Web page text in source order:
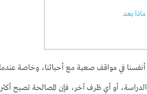
بعد
في مواقف صعبة مع أحبائنا، وخاصة
أو أي ظرف آخر، فإن المصالحة تصبح